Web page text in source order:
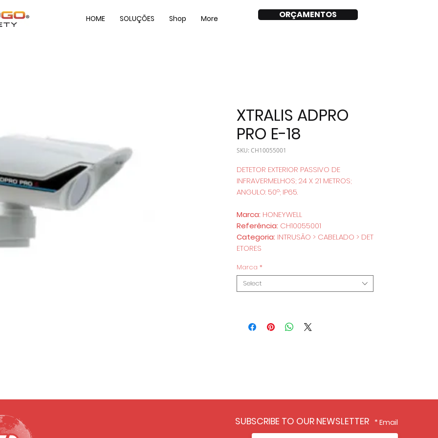
HOME SOLUÇÕES Shop More ORÇAMENTOS
XTRALIS ADPRO
PRO E-18
SKU: CH10055001
DETETOR EXTERIOR PASSIVO DE
INFRAVERMELHOS; 24 X 21 METROS;
ANGULO: 50º; IP65.
Marca: HONEYWELL
Referência: CH10055001
Categoria: INTRUSÃO > CABELADO > DET
ETORES
Marca *
Select
SUBSCRIBE TO OUR NEWSLETTER Email